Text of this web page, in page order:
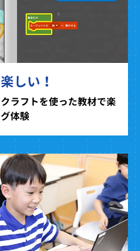
しい！
ラフトを使った教材で楽
体験